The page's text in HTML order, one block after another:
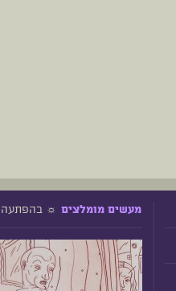
מעשים מומלצים ☼ בהפתעה